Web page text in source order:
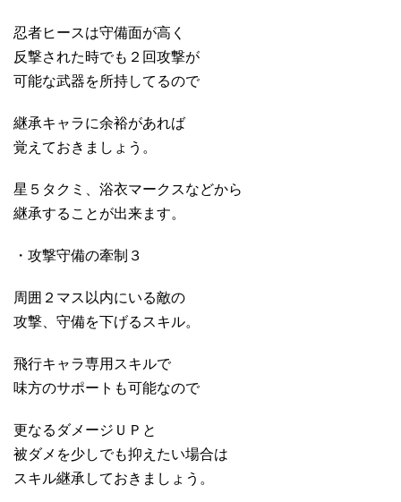
忍者ヒースは守備面が高く
反撃された時でも２回攻撃が
可能な武器を所持してるので
継承キャラに余裕があれば
覚えておきましょう。
星５タクミ、浴衣マークスなどから
継承することが出来ます。
・攻撃守備の牽制３
周囲２マス以内にいる敵の
攻撃、守備を下げるスキル。
飛行キャラ専用スキルで
味方のサポートも可能なので
更なるダメージＵＰと
被ダメを少しでも抑えたい場合は
スキル継承しておきましょう。